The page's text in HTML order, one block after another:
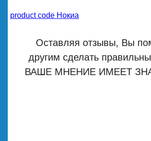
product code Нокиа
Оставляя отзывы, Вы
другим сделать
ВАШЕ МНЕНИЕ ИМЕЕТ